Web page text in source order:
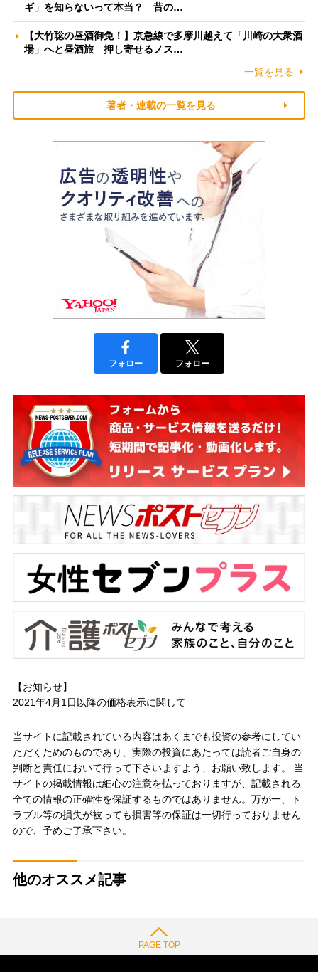
ギ」を知らないって本当？ 昔の…
【大竹聡の昼酒御免！】京急線で多摩川越えて「川崎の大衆酒
場」へと昼酒旅 押し寄せるノス…
一覧を見る
著者・連載の一覧を見る
フォロー フォロー
【お知らせ】
2021年4月1日以降の価格表示に関して
当サイトに記載されている内容はあくまでも投資の参考にしてい
ただくためのものであり、実際の投資にあたっては読者ご自身の
判断と責任において行って下さいますよう、お願い致します。 当
サイトの掲載情報は細心の注意を払っておりますが、記載される
全ての情報の正確性を保証するものではありません。万が一、ト
ラブル等の損失が被っても損害等の保証は一切行っておりません
ので、予めご了承下さい。
他のオススメ記事
PAGE TOP